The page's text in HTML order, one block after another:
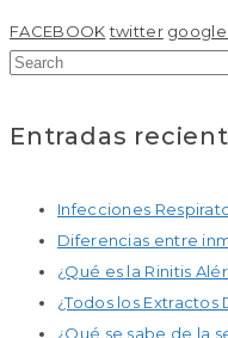
FACEBOOK twitter google
Entradas
Infecciones
Diferencias entre
¿Qué es la Rinitis
¿Todos los
¿Qué se sabe de la